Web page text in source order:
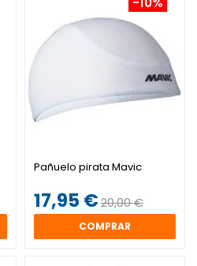
Pañuelo pirata Mavic
17,95 €20,00 €
COMPRAR